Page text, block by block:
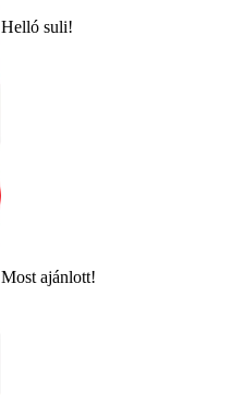
Helló suli!
Most ajánlott!